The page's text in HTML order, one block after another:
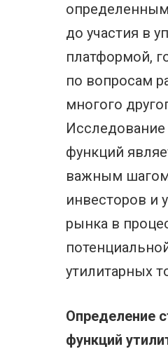
до участия в
платформой,
по вопросам
многого
Исследование
функций
важным
инвесторов и
рынка в
утилитарных
Определение
функций